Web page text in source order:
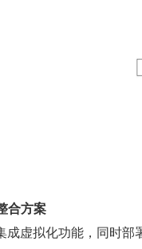
合方案
成虚拟化功能，同时